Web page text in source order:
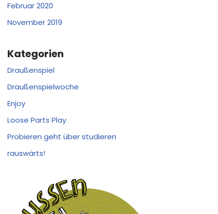
Februar 2020
November 2019
Kategorien
Draußenspiel
Draußenspielwoche
Enjoy
Loose Parts Play
Probieren geht über studieren
rauswärts!